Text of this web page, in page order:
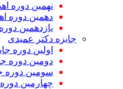
نهمین دوره
دهمین دوره
یازدهمین دوره
جایزه دکتر عمیدی
اولین دوره
دومین دوره
سومین دوره
چهارمین دوره